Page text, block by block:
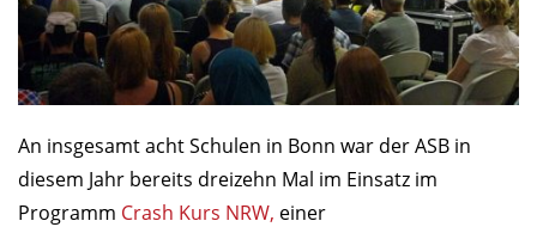
An insgesamt acht Schulen in Bonn war der ASB in
diesem Jahr bereits dreizehn Mal im Einsatz im
Programm Crash Kurs NRW, einer